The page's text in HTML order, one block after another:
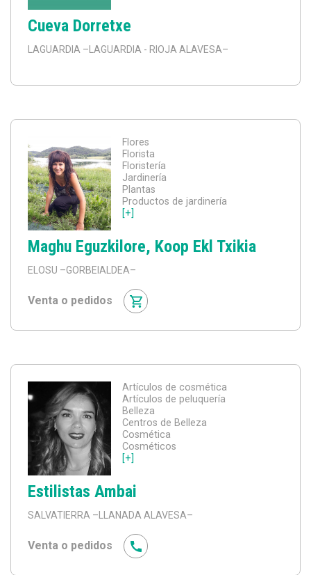
Cueva Dorretxe
LAGUARDIA –LAGUARDIA - RIOJA ALAVESA–
Flores
Florista
Floristería
Jardinería
Plantas
Productos de jardinería
[+]
Maghu Eguzkilore, Koop Ekl Txikia
ELOSU –GORBEIALDEA–
Venta o pedidos
Artículos de cosmética
Artículos de peluquería
Belleza
Centros de Belleza
Cosmética
Cosméticos
[+]
Estilistas Ambai
SALVATIERRA –LLANADA ALAVESA–
Venta o pedidos